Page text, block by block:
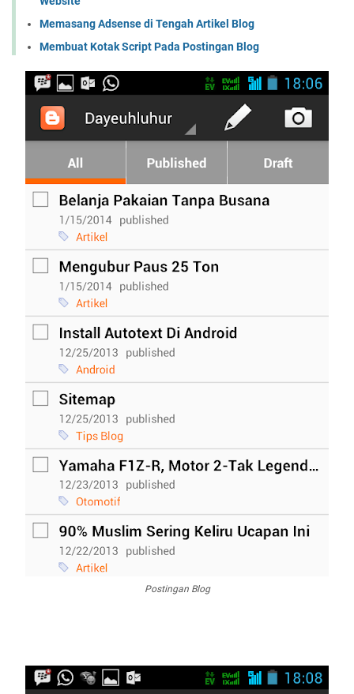
Memasang Adsense di Tengah Artikel Blog
Membuat Kotak Script Pada Postingan Blog
Postingan Blog